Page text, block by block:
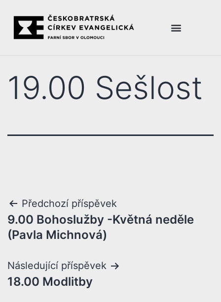
19.00 Sešlost
Předchozí příspěvek
9.00 Bohoslužby -Květná neděle
(Pavla Michnová)
Následující příspěvek
18.00 Modlitby